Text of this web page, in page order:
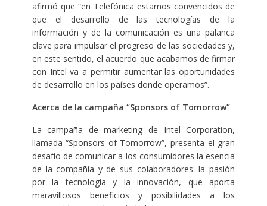
afirmó que “en Telefónica estamos convencidos de
que el desarrollo de las tecnologías de la
información y de la comunicación es una palanca
clave para impulsar el progreso de las sociedades y,
en este sentido, el acuerdo que acabamos de firmar
con Intel va a permitir aumentar las oportunidades
de desarrollo en los países donde operamos”.
Acerca de la campaña “Sponsors of Tomorrow”
La campaña de marketing de Intel Corporation,
llamada “Sponsors of Tomorrow”, presenta el gran
desafío de comunicar a los consumidores la esencia
de la compañía y de sus colaboradores: la pasión
por la tecnología y la innovación, que aporta
maravillosos beneficios y posibilidades a los